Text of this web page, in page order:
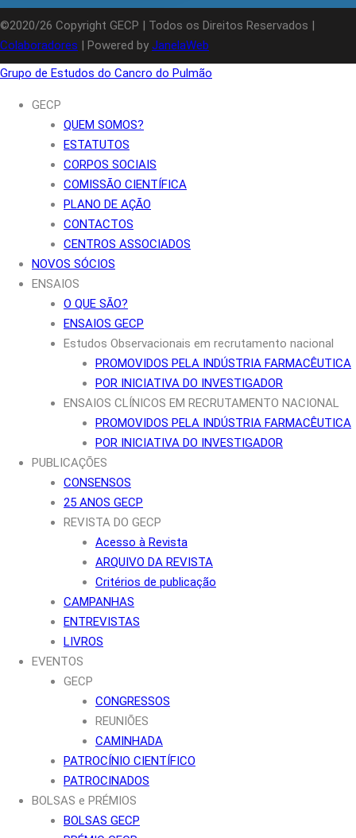
©2020/26 Copyright GECP | Todos os Direitos Reservados |
Colaboradores | Powered by JanelaWeb
Grupo de Estudos do Cancro do Pulmão
GECP
QUEM SOMOS?
ESTATUTOS
CORPOS SOCIAIS
COMISSÃO CIENTÍFICA
PLANO DE AÇÃO
CONTACTOS
CENTROS ASSOCIADOS
NOVOS SÓCIOS
ENSAIOS
O QUE SÃO?
ENSAIOS GECP
Estudos Observacionais em recrutamento nacional
PROMOVIDOS PELA INDÚSTRIA FARMACÊUTICA
POR INICIATIVA DO INVESTIGADOR
ENSAIOS CLÍNICOS EM RECRUTAMENTO NACIONAL
PROMOVIDOS PELA INDÚSTRIA FARMACÊUTICA
POR INICIATIVA DO INVESTIGADOR
PUBLICAÇÕES
CONSENSOS
25 ANOS GECP
REVISTA DO GECP
Acesso à Revista
ARQUIVO DA REVISTA
Critérios de publicação
CAMPANHAS
ENTREVISTAS
LIVROS
EVENTOS
GECP
CONGRESSOS
REUNIÕES
CAMINHADA
PATROCÍNIO CIENTÍFICO
PATROCINADOS
BOLSAS e PRÉMIOS
BOLSAS GECP